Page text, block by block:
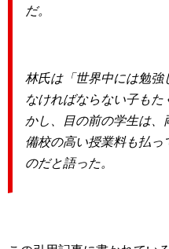
だ。
林氏は「世界中には勉強
なければならない子もた
かし、目の前の学生は
備校の高い授業料も払っ
のだと語った。